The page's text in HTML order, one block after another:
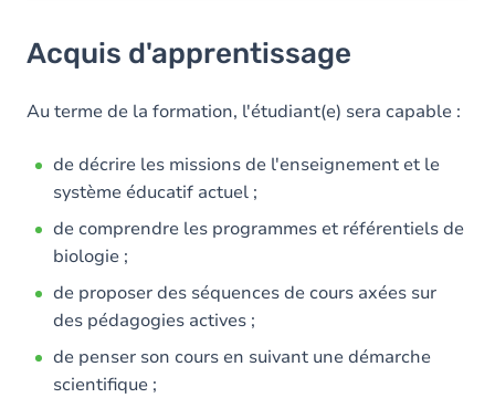
Objectifs
Contenu
Acquis d'apprentissage
Au terme de la formation, l'étudiant(e) sera capable :
de décrire les missions de l'enseignement et le
système éducatif actuel ;
de comprendre les programmes et référentiels de
biologie ;
de proposer des séquences de cours axées sur
des pédagogies actives ;
de penser son cours en suivant une démarche
scientifique ;